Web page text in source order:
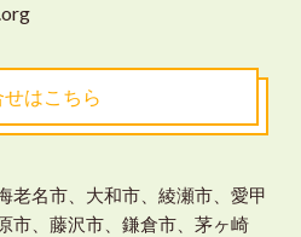
はこちら
老名市、大和市、綾瀬市、愛甲
市、藤沢市、鎌倉市、茅ヶ崎